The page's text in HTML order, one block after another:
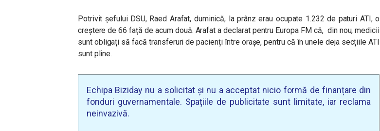
Potrivit șefului DSU, Raed Arafat, duminică, la prânz erau ocupate 1.232 de paturi ATI, o
creștere de 66 față de acum două. Arafat a declarat pentru Europa FM că, din nou, medicii
sunt obligați să facă transferuri de pacienți între orașe, pentru că în unele deja secțiile ATI
sunt pline.
Echipa Biziday nu a solicitat și nu a acceptat nicio formă de finanțare din
fonduri guvernamentale. Spațiile de publicitate sunt limitate, iar reclama
neinvazivă.